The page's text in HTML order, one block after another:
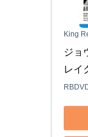
King
ジョ
レイ